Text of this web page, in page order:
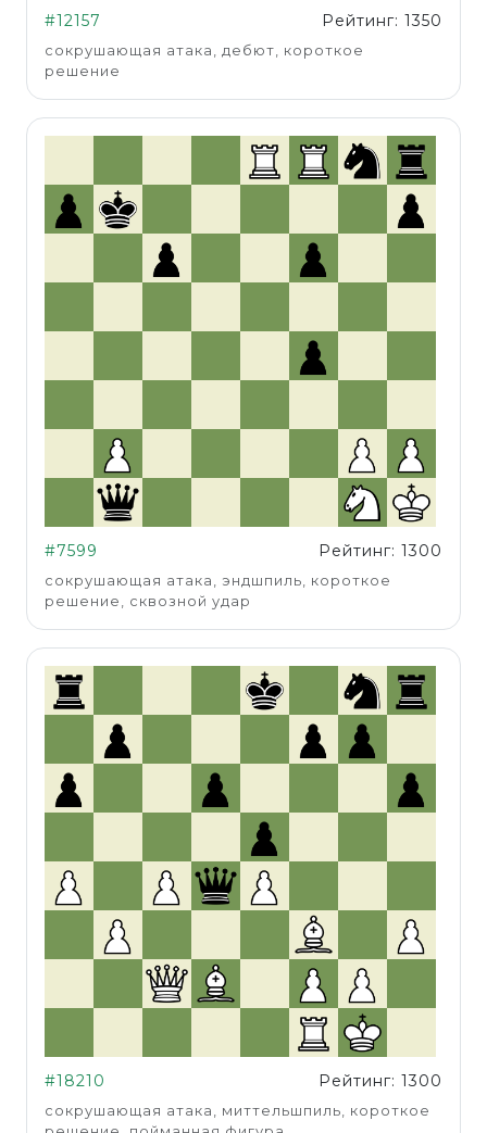
#12157 Рейтинг: 1350
сокрушающая атака, дебют, короткое
решение
#7599 Рейтинг: 1300
сокрушающая атака, эндшпиль, короткое
решение, сквозной удар
#18210 Рейтинг: 1300
сокрушающая атака, миттельшпиль, короткое